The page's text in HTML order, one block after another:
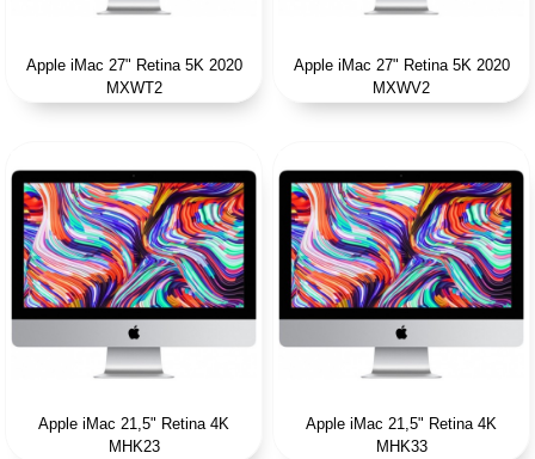
Apple iMac 27" Retina 5K 2020
MXWT2
Apple iMac 27" Retina 5K 2020
MXWV2
Apple iMac 21,5" Retina 4K
MHK23
Apple iMac 21,5" Retina 4K
MHK33